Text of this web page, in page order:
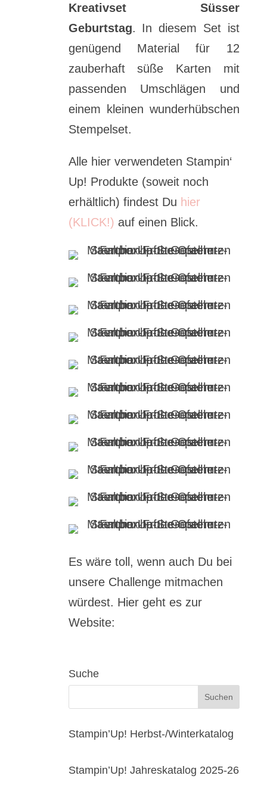
Kreativset Süsser
Geburtstag. In diesem Set ist
genügend Material für 12
zauberhaft süße Karten mit
passenden Umschlägen und
einem kleinen wunderhübschen
Stempelset.
Alle hier verwendeten Stampin‘
Up! Produkte (soweit noch
erhältlich) findest Du hier
(KLICK!) auf einen Blick.
Es wäre toll, wenn auch Du bei
unsere Challenge mitmachen
würdest. Hier geht es zur
Website:
Suche
Stampin’Up! Herbst-/Winterkatalog
Stampin’Up! Jahreskatalog 2025-26